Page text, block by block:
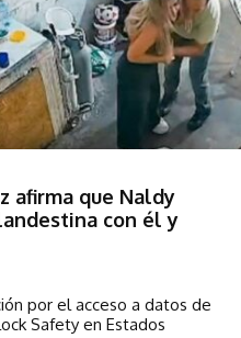
afirma que Naldy
con él y
por el acceso a datos de
Safety en Estados